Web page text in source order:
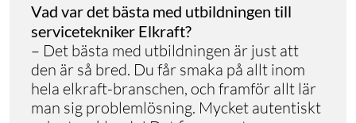
Vad var det bästa med utbildningen till
servicetekniker Elkraft?
– Det bästa med utbildningen är just att
den är så bred. Du får smaka på allt inom
hela elkraft-branschen, och framför allt lär
man sig problemlösning. Mycket autentiskt